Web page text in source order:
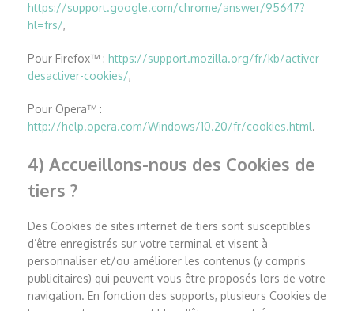
https://support.google.com/chrome/answer/95647?
hl=frs/,
Pour Firefox™ : https://support.mozilla.org/fr/kb/activer-
desactiver-cookies/,
Pour Opera™ :
http://help.opera.com/Windows/10.20/fr/cookies.html.
4) Accueillons-nous des Cookies de
tiers ?
Des Cookies de sites internet de tiers sont susceptibles
d’être enregistrés sur votre terminal et visent à
personnaliser et/ou améliorer les contenus (y compris
publicitaires) qui peuvent vous être proposés lors de votre
navigation. En fonction des supports, plusieurs Cookies de